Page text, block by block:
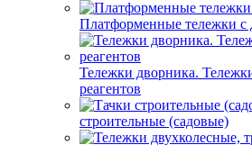
Платформенные тележки с
Тележки дворника.
реагентов
строительные (садовые)